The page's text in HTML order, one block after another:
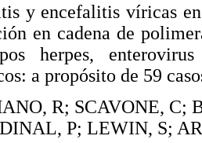
y encefalitis víricas
en cadena de
herpes,
a propósito de 59
R; SCAVONE, C;
P; LEWIN, S;